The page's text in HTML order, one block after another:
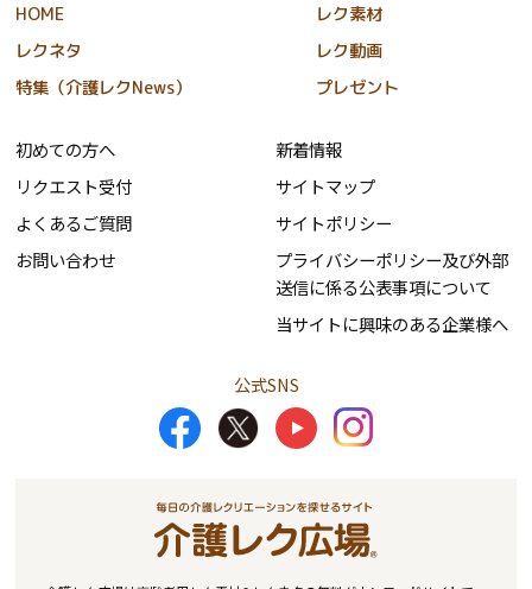
HOME
レク素材
レクネタ
レク動画
特集（介護レクNews）
プレゼント
初めての方へ
リクエスト受付
よくあるご質問
お問い合わせ
新着情報
サイトマップ
サイトポリシー
プライバシーポリシー及び外部
送信に係る公表事項について
当サイトに興味のある企業様へ
公式SNS